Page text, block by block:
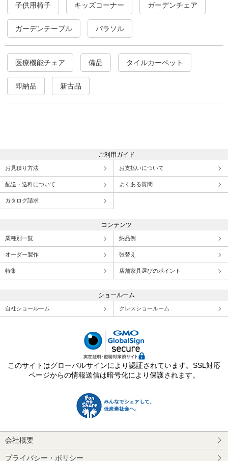
子供用椅子 キッズコーナー ガーデンチェア
ガーデンテーブル パラソル
医療機能チェア 備品 タイルカーペット
即納品 新古品
ご利用ガイド
お見積り方法 お支払いについて
配送・送料について よくある質問
カタログ請求
コンテンツ
業種別一覧 納品例
オーダー製作 張替え
特集 店舗家具選びのポイント
ショールーム
自社ショールーム クレスショールーム
このサイトはグローバルサインにより認証されています。SSL対応
ページからの情報送信は暗号化により保護されます。
会社概要
プライバシー・ポリシー